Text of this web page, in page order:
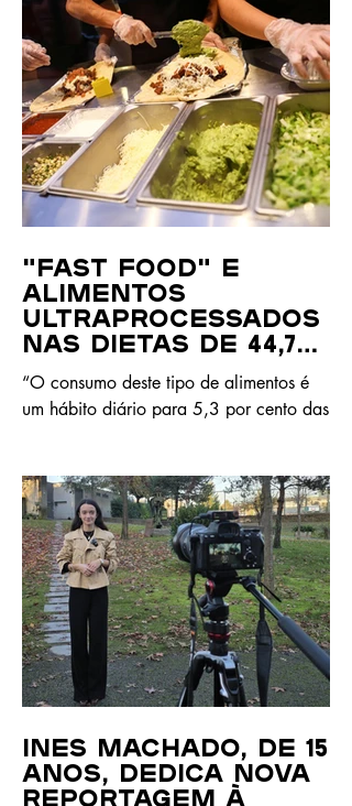
"Fast food" e
alimentos
ultraprocessados
nas dietas de 44,7%
das crianças
“O consumo deste tipo de alimentos é
um hábito diário para 5,3 por cento das
seis vezes por semana e 32,3 por cento
entre uma e três vezes por semana”,
reporta o INE.
Inês Machado, de 15
anos, dedica nova